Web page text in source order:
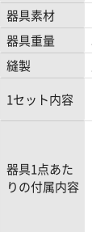
器具素材
器具重量
縫製
1セット内容
器具1点あた
りの付属内容